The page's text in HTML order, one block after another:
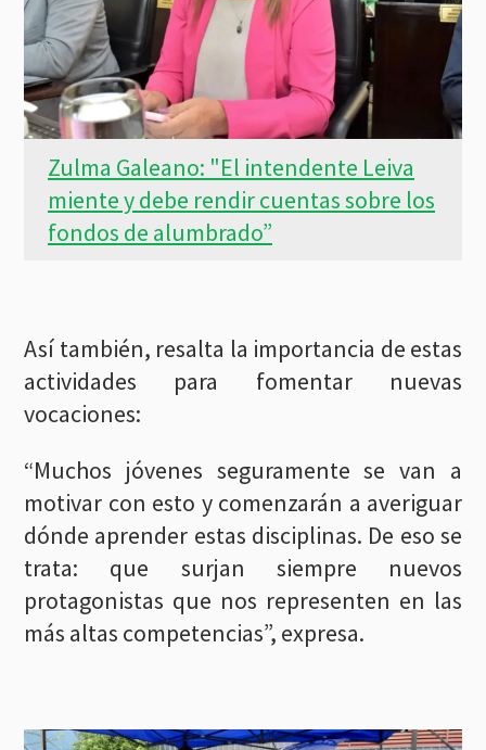
Zulma Galeano: "El intendente Leiva
miente y debe rendir cuentas sobre los
fondos de alumbrado”
Así también, resalta la importancia de estas
actividades para fomentar nuevas
vocaciones:
“Muchos jóvenes seguramente se van a
motivar con esto y comenzarán a averiguar
dónde aprender estas disciplinas. De eso se
trata: que surjan siempre nuevos
protagonistas que nos representen en las
más altas competencias”, expresa.